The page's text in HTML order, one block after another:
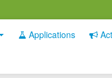
Applications